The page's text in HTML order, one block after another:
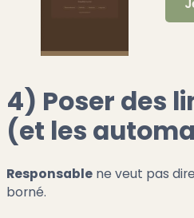
4) Poser des
(et les
Responsablene veut pas
borné.